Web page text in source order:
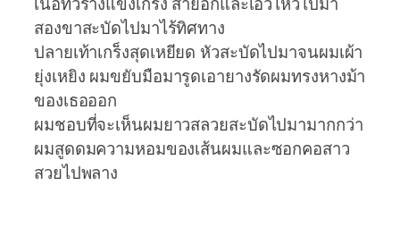
สองขาสะบัดไปมาไร้ทิศทาง
ปลายเท้าเกร็งสุดเหยียด หัวสะบัดไปมาจนผมเผ้า
ยุ่งเหยิง ผมขยับมือมารูดเอายางรัดผมทรงหางม้า
ของเธอออก
ผมชอบที่จะเห็นผมยาวสลวยสะบัดไปมามากกว่า
ผมสูดดมความหอมของเส้นผมและซอกคอสาว
สวยไปพลาง